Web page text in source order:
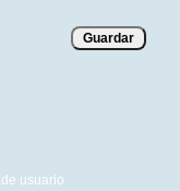
usuario